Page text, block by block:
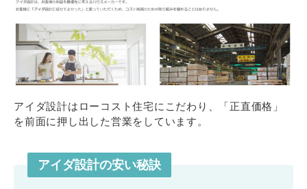
アイダ設計はローコスト住宅にこだわり、「正直価格」
を前面に押し出した営業をしています。
アイダ設計の安い秘訣